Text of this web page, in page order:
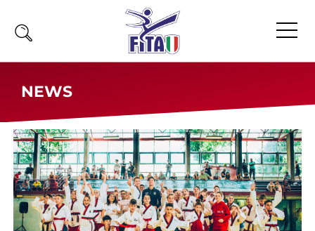
Calendario
News
Olimpiadi
Atleti
NEWS